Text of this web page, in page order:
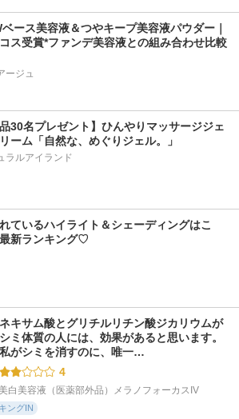
ベース美容液＆つやキープ美容液パウダー｜
ス受賞*ファンデ美容液との組み合わせ比較
ージュ
品30名プレゼント】ひんやりマッサージジェ
ーム「自然な、めぐりジェル。」
ラルアイランド
ているハイライト＆シェーディングはこ
新ランキング♡
ネキサム酸とグリチルリチン酸ジカリウムが
ミ体質の人には、効果があると思います。
がシミを消すのに、唯一…
4
白美容液（医薬部外品）メラノフォーカスIV
ングIN